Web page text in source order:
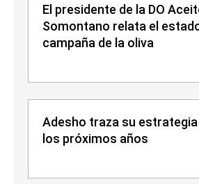
El presidente de la DO
Somontano relata el
campaña de la oliva
Adesho traza su
los próximos años